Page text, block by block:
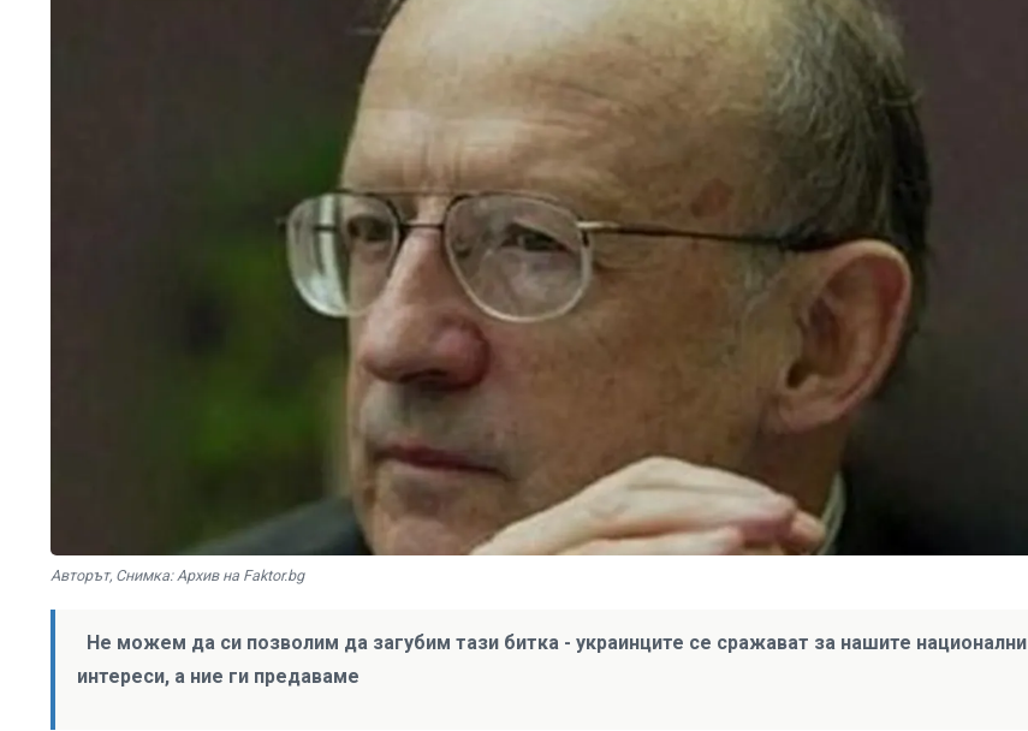
Авторът, Снимка: Архив на Faktor.bg
Не можем да си позволим да загубим тази битка - украинците се сражават за нашите национални
интереси, а ние ги предаваме